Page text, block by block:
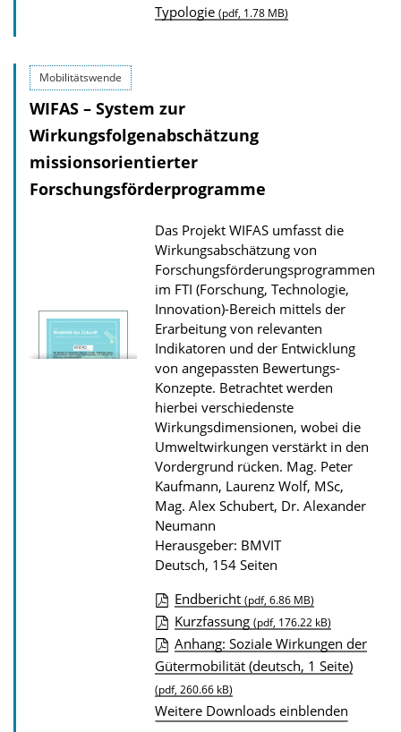
o
o
a
d
s
u
r
P
u
b
l
i
k
a
t
i
o
n
Typologie (pdf, 1.78 MB)
Mobilitätswende
WIFAS – System zur
Wirkungsfolgenabschätzung
missionsorientierter
Forschungsförderprogramme
Das Projekt WIFAS umfasst die
Wirkungsabschätzung von
Forschungsförderungsprogrammen
im FTI (Forschung, Technologie,
Innovation)-Bereich mittels der
Erarbeitung von relevanten
Indikatoren und der Entwicklung
von angepassten Bewertungs-
Konzepte. Betrachtet werden
hierbei verschiedenste
Wirkungsdimensionen, wobei die
Umweltwirkungen verstärkt in den
Vordergrund rücken. Mag. Peter
Kaufmann, Laurenz Wolf, MSc,
Mag. Alex Schubert, Dr. Alexander
Neumann
Herausgeber: BMVIT
Deutsch, 154 Seiten
D
o
w
n
l
Endbericht (pdf, 6.86 MB)
Kurzfassung (pdf, 176.22 kB)
Anhang: Soziale Wirkungen der
Gütermobilität (deutsch, 1 Seite)
(pdf, 260.66 kB)
Weitere Downloads einblenden